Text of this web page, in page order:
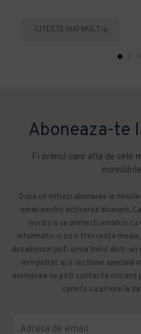
CITESTE MAI MULT
Aboneaza-te
Fi primul care afla de cele
Dupa ce initiezi abonarea la
email pentru activarea abonarii.
nostru o sa primesti emailuri
informativ si cu o frecventa
dezabonezi poti urma linkul dintr-
inregistrat ai o sectiune speciala
asemenea ne poti contacta oricand
cerinte cu privire la